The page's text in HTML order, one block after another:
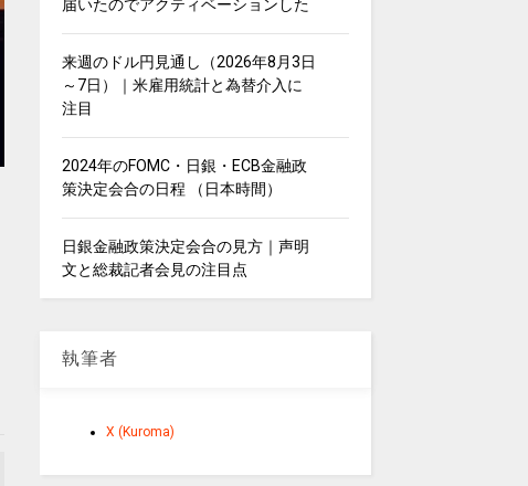
届いたのでアクティベーションした
来週のドル円見通し（2026年8月3日
～7日）｜米雇用統計と為替介入に
注目
2024年のFOMC・日銀・ECB金融政
策決定会合の日程 （日本時間）
日銀金融政策決定会合の見方｜声明
文と総裁記者会見の注目点
執筆者
X (Kuroma)